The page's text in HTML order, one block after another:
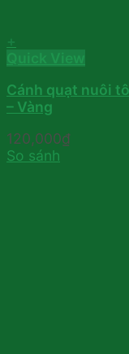
Cánh quạt nuôi
– Vàng
120,000₫
So sánh